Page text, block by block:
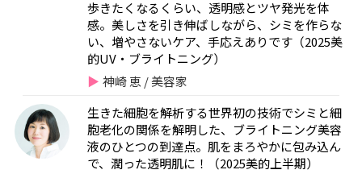
歩きたくなるくらい、透明感とツヤ発光を体
感。美しさを引き伸ばしながら、シミを作らな
い、増やさないケア、手応えありです（2025美
的UV・ブライトニング）
神崎 恵 / 美容家
生きた細胞を解析する世界初の技術でシミと細
胞老化の関係を解明した、ブライトニング美容
液のひとつの到達点。肌をまろやかに包み込ん
で、潤った透明肌に！（2025美的上半期）